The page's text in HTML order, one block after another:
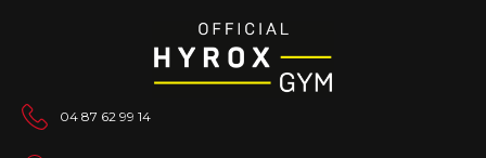
04 87 62 99 14